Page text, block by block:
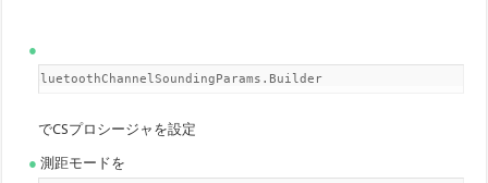
BluetoothChannelSoundingParams.Builder
でCSプロシージャを設定
測距モードを